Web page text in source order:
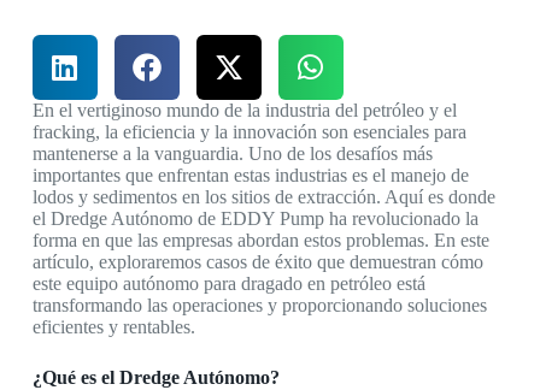
En el vertiginoso mundo de la industria del petróleo y el
fracking, la eficiencia y la innovación son esenciales para
mantenerse a la vanguardia. Uno de los desafíos más
importantes que enfrentan estas industrias es el manejo de
lodos y sedimentos en los sitios de extracción. Aquí es donde
el Dredge Autónomo de EDDY Pump ha revolucionado la
forma en que las empresas abordan estos problemas. En este
artículo, exploraremos casos de éxito que demuestran cómo
este equipo autónomo para dragado en petróleo está
transformando las operaciones y proporcionando soluciones
eficientes y rentables.
¿Qué es el Dredge Autónomo?